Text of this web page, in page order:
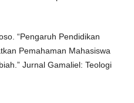
“Pengaruh Pendidikan
Pemahaman Mahasiswa
Jurnal Gamaliel: Teologi